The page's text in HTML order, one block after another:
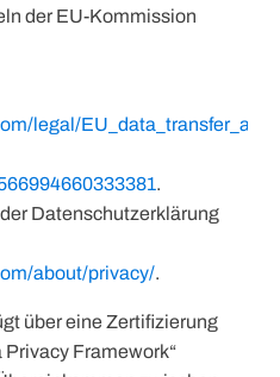
der EU-Kommission
legal/
.
Datenschutzerklärung
about/privacy/.
über eine Zertifizierung
Privacy Framework“